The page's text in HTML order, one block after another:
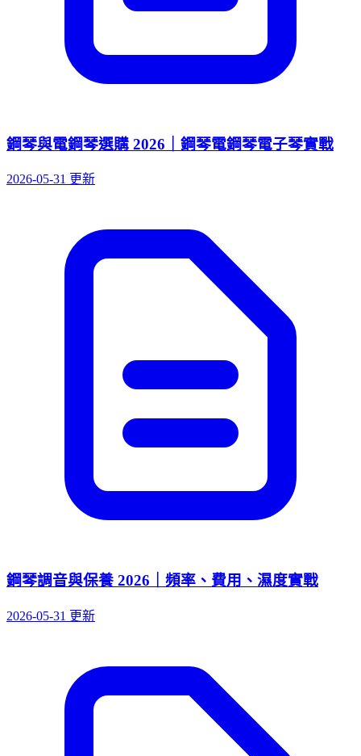
鋼琴與電鋼琴選購 2026｜鋼琴電鋼琴電子琴實戰
2026-05-31 更新
鋼琴調音與保養 2026｜頻率、費用、濕度實戰
2026-05-31 更新